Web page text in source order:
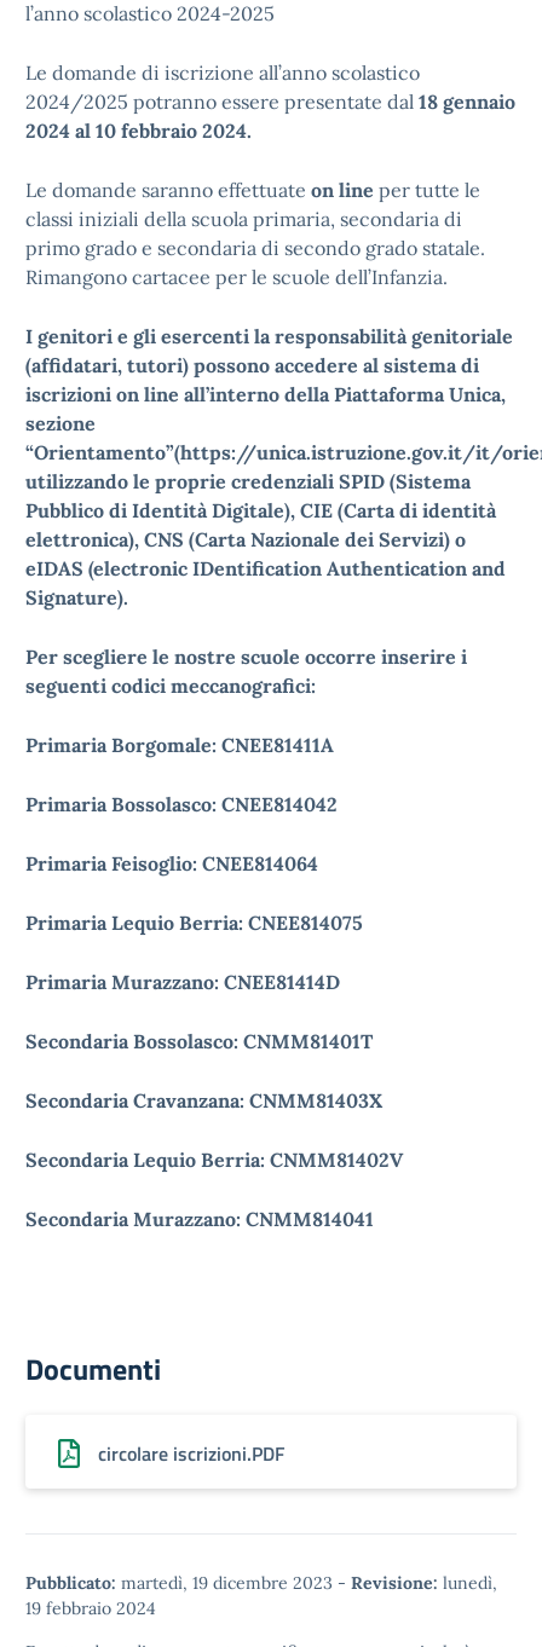
l’anno scolastico 2024-2025
Le domande di iscrizione all’anno scolastico
2024/2025 potranno essere presentate dal 18 gennaio
2024 al 10 febbraio 2024.
Le domande saranno effettuate on line per tutte le
classi iniziali della scuola primaria, secondaria di
primo grado e secondaria di secondo grado statale.
Rimangono cartacee per le scuole dell’Infanzia.
I genitori e gli esercenti la responsabilità genitoriale
(affidatari, tutori) possono accedere al sistema di
iscrizioni on line all’interno della Piattaforma Unica,
sezione
“Orientamento”(https://unica.istruzione.gov.it/it/
utilizzando le proprie credenziali SPID (Sistema
Pubblico di Identità Digitale), CIE (Carta di identità
elettronica), CNS (Carta Nazionale dei Servizi) o
eIDAS (electronic IDentification Authentication and
Signature).
Per scegliere le nostre scuole occorre inserire i
seguenti codici meccanografici:
Primaria Borgomale: CNEE81411A
Primaria Bossolasco: CNEE814042
Primaria Feisoglio: CNEE814064
Primaria Lequio Berria: CNEE814075
Primaria Murazzano: CNEE81414D
Secondaria Bossolasco: CNMM81401T
Secondaria Cravanzana: CNMM81403X
Secondaria Lequio Berria: CNMM81402V
Secondaria Murazzano: CNMM814041
Documenti
circolare iscrizioni.PDF
Pubblicato: martedì, 19 dicembre 2023 - Revisione: lunedì,
19 febbraio 2024